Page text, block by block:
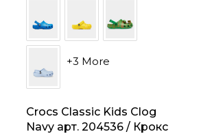
+3 More
Crocs Classic Kids Clog
Navy арт. 204536 / Крокс